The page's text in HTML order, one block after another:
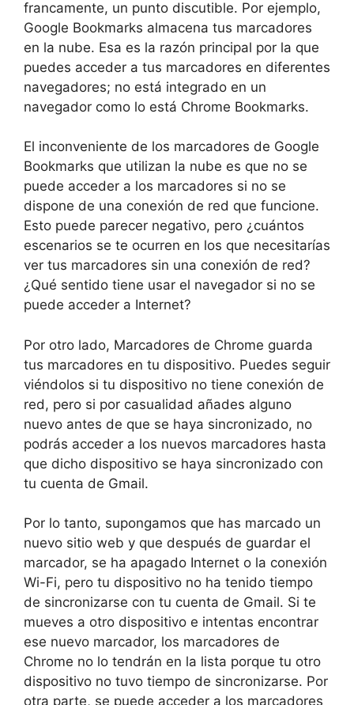
francamente, un punto discutible. Por ejemplo,
Google Bookmarks almacena tus marcadores
en la nube. Esa es la razón principal por la que
puedes acceder a tus marcadores en diferentes
navegadores; no está integrado en un
navegador como lo está Chrome Bookmarks.
El inconveniente de los marcadores de Google
Bookmarks que utilizan la nube es que no se
puede acceder a los marcadores si no se
dispone de una conexión de red que funcione.
Esto puede parecer negativo, pero ¿cuántos
escenarios se te ocurren en los que necesitarías
ver tus marcadores sin una conexión de red?
¿Qué sentido tiene usar el navegador si no se
puede acceder a Internet?
Por otro lado, Marcadores de Chrome guarda
tus marcadores en tu dispositivo. Puedes seguir
viéndolos si tu dispositivo no tiene conexión de
red, pero si por casualidad añades alguno
nuevo antes de que se haya sincronizado, no
podrás acceder a los nuevos marcadores hasta
que dicho dispositivo se haya sincronizado con
tu cuenta de Gmail.
Por lo tanto, supongamos que has marcado un
nuevo sitio web y que después de guardar el
marcador, se ha apagado Internet o la conexión
Wi-Fi, pero tu dispositivo no ha tenido tiempo
de sincronizarse con tu cuenta de Gmail. Si te
mueves a otro dispositivo e intentas encontrar
ese nuevo marcador, los marcadores de
Chrome no lo tendrán en la lista porque tu otro
dispositivo no tuvo tiempo de sincronizarse. Por
otra parte, se puede acceder a los marcadores